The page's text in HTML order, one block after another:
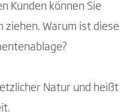
Kunden können Sie
ziehen. Warum ist diese
Natur und heißt